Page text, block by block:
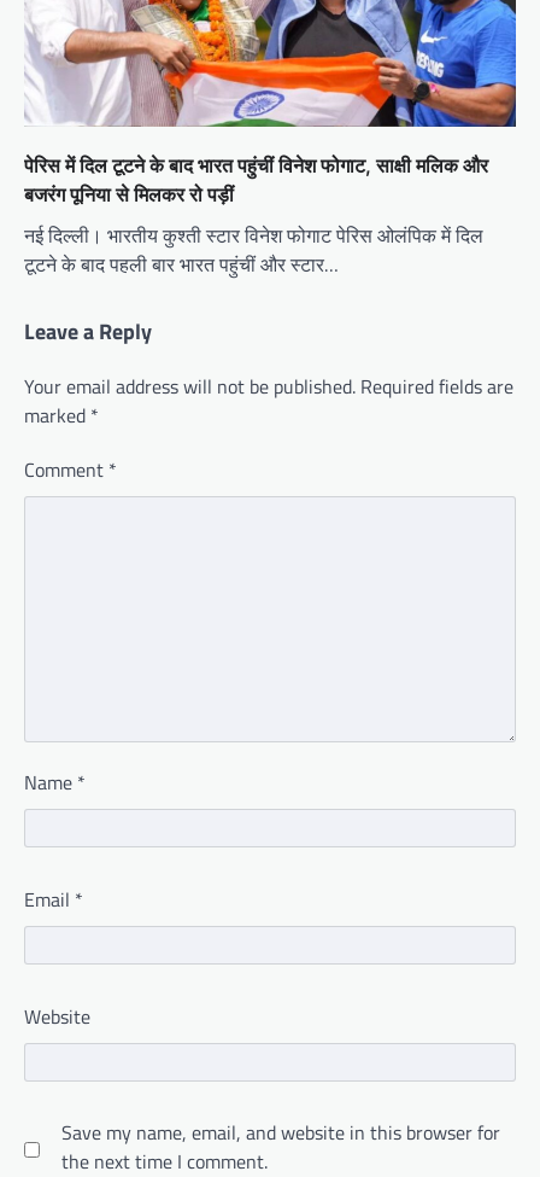
पेरिस में दिल टूटने के बाद भारत पहुंचीं विनेश फोगाट, साक्षी मलिक और
बजरंग पूनिया से मिलकर रो पड़ीं
नई दिल्ली। भारतीय कुश्ती स्टार विनेश फोगाट पेरिस ओलंपिक में दिल
टूटने के बाद पहली बार भारत पहुंचीं और स्टार…
Leave a Reply
Your email address will not be published. Required fields are
marked *
Comment *
Name *
Email *
Website
Save my name, email, and website in this browser for
the next time I comment.